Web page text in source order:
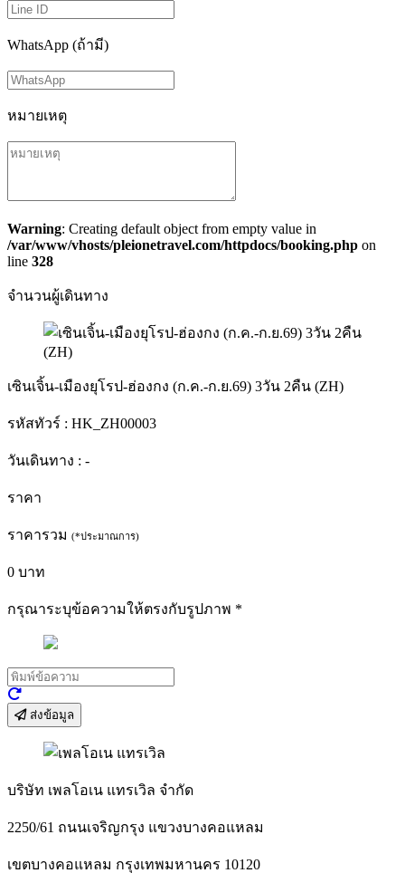
WhatsApp (ถ้ามี)
หมายเหตุ
Warning: Creating default object from empty value in
/var/www/vhosts/pleionetravel.com/httpdocs/booking.php on
line 328
จำนวนผู้เดินทาง
เซินเจิ้น-เมืองยุโรป-ฮ่องกง (ก.ค.-ก.ย.69) 3วัน 2คืน (ZH)
รหัสทัวร์ : HK_ZH00003
วันเดินทาง : -
ราคา
ราคารวม (*ประมาณการ)
0 บาท
กรุณาระบุข้อความให้ตรงกับรูปภาพ *
ส่งข้อมูล
บริษัท เพลโอเน แทรเวิล จำกัด
2250/61 ถนนเจริญกรุง แขวงบางคอแหลม
เขตบางคอแหลม กรุงเทพมหานคร 10120